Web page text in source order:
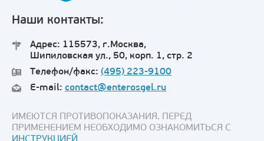
Наши контакты:
Адрес: 115573, г.Москва,
Шипиловская ул., 50, корп. 1, стр. 2
Телефон/факс: (495) 223-9100
E-mail: contact@enterosgel.ru
ИМЕЮТСЯ ПРОТИВОПОКАЗАНИЯ. ПЕРЕД
ПРИМЕНЕНИЕМ НЕОБХОДИМО ОЗНАКОМИТЬСЯ С
ИНСТРУКЦИЕЙ